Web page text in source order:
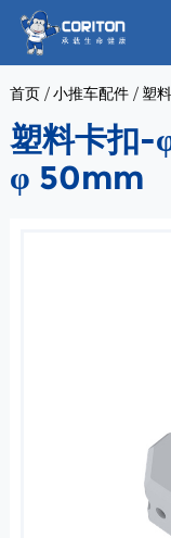
首页/小推车配件/ 塑
塑料卡扣
φ 50mm